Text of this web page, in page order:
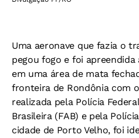
Uma aeronave que fazia o
pegou fogo e foi
em uma área de mata
fronteira de Rondônia com
realizada pela Polícia
Brasileira (FAB) e pela
cidade de Porto Velho, foi